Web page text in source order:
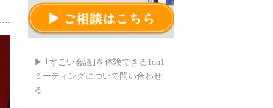
▶ ｢すごい会議｣を体験できる1on1
ミーティングについて問い合わせ
る